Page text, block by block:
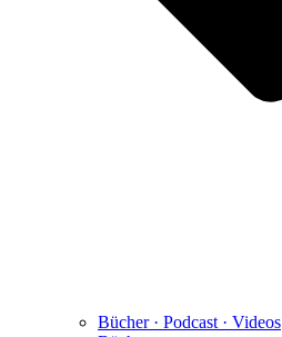
Bücher · Podcast · Videos